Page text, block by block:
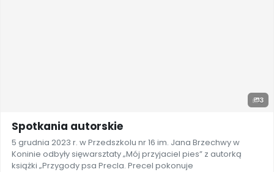
3
Spotkania autorskie
5 grudnia 2023 r. w Przedszkolu nr 16 im. Jana Brzechwy w
Koninie odbyły sięwarsztaty „Mój przyjaciel pies” z autorką
książki „Przygody psa Precla. Precel pokonuje